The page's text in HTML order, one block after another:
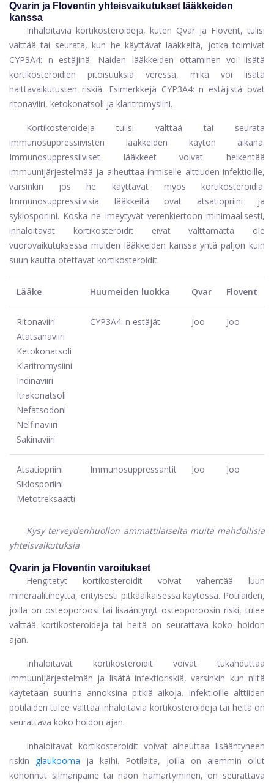
Qvarin ja Floventin yhteisvaikutukset lääkkeiden
kanssa
Inhaloitavia kortikosteroideja, kuten Qvar ja Flovent, tulisi
välttää tai seurata, kun he käyttävät lääkkeitä, jotka toimivat
CYP3A4: n estäjinä. Näiden lääkkeiden ottaminen voi lisätä
kortikosteroidien pitoisuuksia veressä, mikä voi lisätä
haittavaikutusten riskiä. Esimerkkejä CYP3A4: n estäjistä ovat
ritonaviiri, ketokonatsoli ja klaritromysiini.
Kortikosteroideja tulisi välttää tai seurata
immunosuppressiivisten lääkkeiden käytön aikana.
Immunosuppressiiviset lääkkeet voivat heikentää
immuunijärjestelmää ja aiheuttaa ihmiselle alttiuden infektioille,
varsinkin jos he käyttävät myös kortikosteroidia.
Immunosuppressiivisia lääkkeitä ovat atsatiopriini ja
syklosporiini. Koska ne imeytyvät verenkiertoon minimaalisesti,
inhaloitavat kortikosteroidit eivät välttämättä ole
vuorovaikutuksessa muiden lääkkeiden kanssa yhtä paljon kuin
suun kautta otettavat kortikosteroidit.
Lääke Huumeiden luokka Qvar Flovent
Ritonaviiri
Atatsanaviiri
Ketokonatsoli
Klaritromysiini
Indinaviiri
Itrakonatsoli
Nefatsodoni
Nelfinaviiri
Sakinaviiri
CYP3A4: n estäjät Joo Joo
Atsatiopriini
Siklosporiini
Metotreksaatti
Immunosuppressantit Joo Joo
Kysy terveydenhuollon ammattilaiselta muita mahdollisia
yhteisvaikutuksia
Qvarin ja Floventin varoitukset
Hengitetyt kortikosteroidit voivat vähentää luun
mineraalitiheyttä, erityisesti pitkäaikaisessa käytössä. Potilaiden,
joilla on osteoporoosi tai lisääntynyt osteoporoosin riski, tulee
välttää kortikosteroideja tai heitä on seurattava koko hoidon
ajan.
Inhaloitavat kortikosteroidit voivat tukahduttaa
immuunijärjestelmän ja lisätä infektioriskiä, ​​varsinkin kun niitä
käytetään suurina annoksina pitkiä aikoja. Infektioille alttiiden
potilaiden tulee välttää inhaloitavia kortikosteroideja tai heitä on
seurattava koko hoidon ajan.
Inhaloitavat kortikosteroidit voivat aiheuttaa lisääntyneen
riskin glaukooma ja kaihi. Potilaita, joilla on aiemmin ollut
kohonnut silmänpaine tai näön hämärtyminen, on seurattava